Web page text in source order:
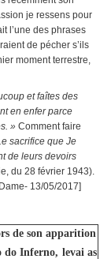
je ressens pour
l’une des phrases
de pécher s’ils
moment terrestre,
et faîtes des
en enfer parce
» Comment faire
sacrifice que Je
de leurs devoirs
du 28 février 1943).
13/05/2017]
de son apparition
do Inferno, levai as